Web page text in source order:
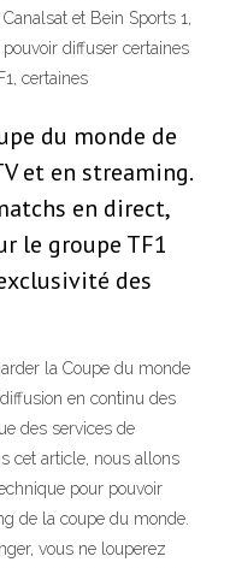
et Bein Sports 1,
diffuser certaines
certaines
du monde de
et en streaming.
en direct,
le groupe TF1
des
la Coupe du monde
en continu des
des services de
cet article, nous allons
pour pouvoir
de la coupe du monde.
vous ne louperez